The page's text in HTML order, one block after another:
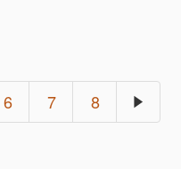
6 7 8